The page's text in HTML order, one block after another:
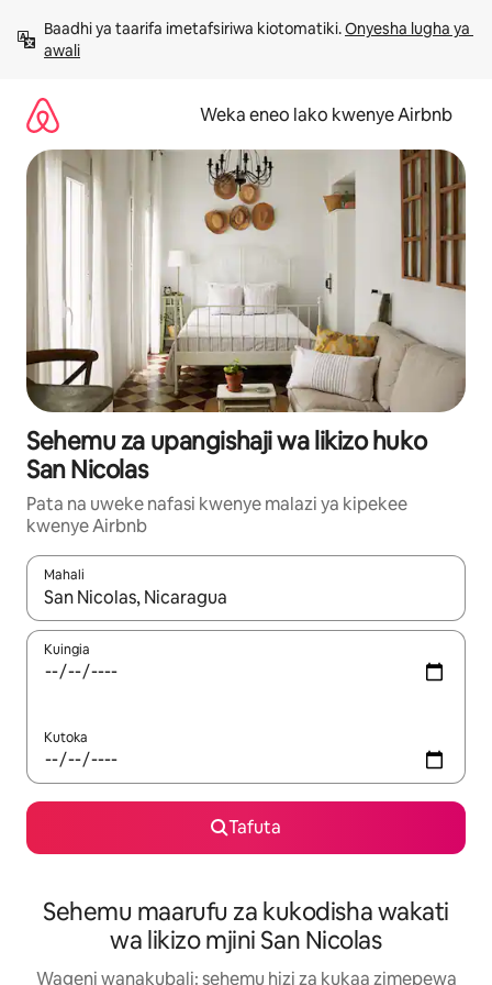
kwenda
kwenye
Baadhi ya taarifa imetafsiriwa kiotomatiki. Onyesha lugha ya
awali
Weka eneo lako kwenye Airbnb
Sehemu za upangishaji wa likizo huko
San Nicolas
Pata na uweke nafasi kwenye malazi ya kipekee
kwenye Airbnb
Mahali
Wakati matokeo yanapatikana, vinjari kwa kutumia vitufe vya
Kuingia
Kutoka
Tafuta
Sehemu maarufu za kukodisha wakati
wa likizo mjini San Nicolas
Wageni wanakubali: sehemu hizi za kukaa zimepewa